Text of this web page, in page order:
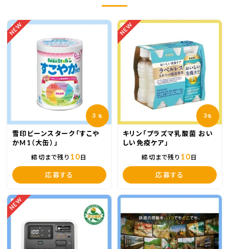
NEW
3 名
雪印ビーンスターク「すこや
かM1（大缶）」
締切まで残り 10日
応募する
NEW
3名
キリン「プラズマ乳酸菌 おい
しい免疫ケア」
締切まで残り 10日
応募する
NEW